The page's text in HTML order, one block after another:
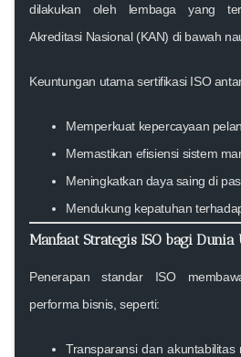
dilakukan oleh lembaga yang
Akreditasi Nasional (KAN) di bawah
Keuntungan utama sertifikasi ISO
Memperkuat kepercayaan
Memastikan efisiensi sistem
Meningkatkan daya saing di
Mendukung kepatuhan
Manfaat Strategis ISO bagi Dunia
Penerapan standar ISO
performa bisnis, seperti:
Transparansi dan akuntabilitas